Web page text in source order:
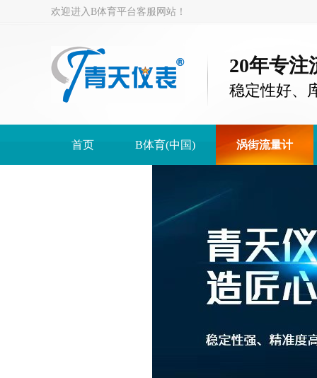
欢迎进入B体育平台客服网站！
20年专注
稳定性好、
首页 B体育(中国) 涡街流量计